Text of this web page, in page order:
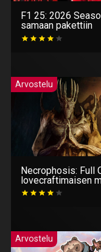
F1 25: 2026
samaan pakettiin
Arvostelu
Necrophosis: Full
lovecraftimaisen
Arvostelu